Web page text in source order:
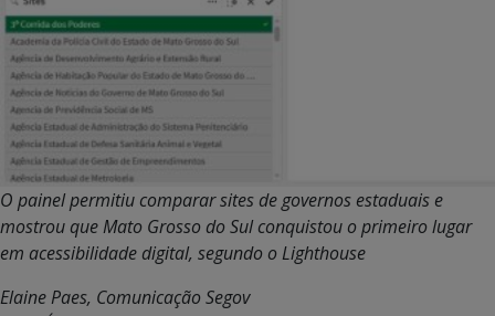
O painel permitiu comparar sites de governos estaduais e
mostrou que Mato Grosso do Sul conquistou o primeiro lugar
em acessibilidade digital, segundo o Lighthouse
Elaine Paes, Comunicação Segov